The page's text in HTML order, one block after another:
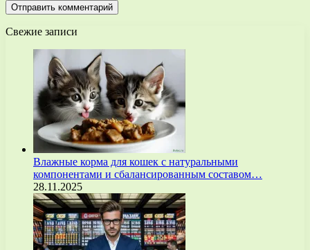
Свежие записи
Влажные корма для кошек с натуральными
компонентами и сбалансированным составом…
28.11.2025